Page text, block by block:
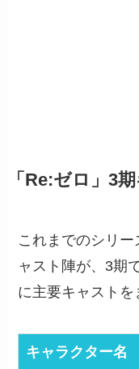
「Re:ゼロ」3
これまでのシリ
ャスト陣が、3期
に主要キャストを
キャラクター名